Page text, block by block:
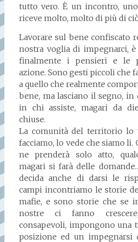
tutto vero. È un incontro,
riceve molto, molto di più di
Lavorare sul bene confiscato
nostra voglia di impegnarci,
finalmente i pensieri e le
azione. Sono gesti piccoli che
a quello che realmente
bene, ma lasciano il segno, in
in chi assiste, magari da
chiuse.
La comunità del territorio lo
facciamo, lo vede che siamo li.
ne prenderà solo atto,
magari si farà delle
decida anche di darsi le
campi incontriamo le storie
mafie, e sono storie che se
nostre ci fanno
consapevoli, impongono una
posizione ed un impegnarsi